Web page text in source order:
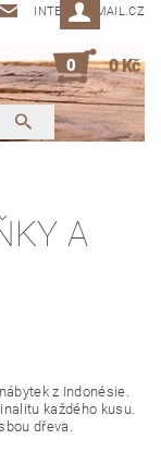
INTEAK@EMAIL.CZ
0 0 Kč
A
z Indonésie.
každého kusu.
dřeva.